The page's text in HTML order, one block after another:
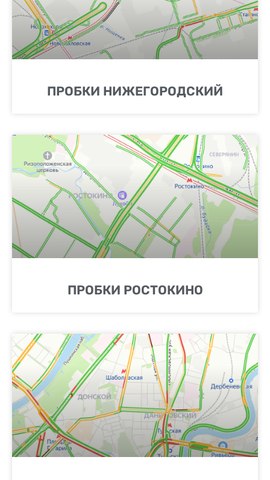
ПРОБКИ НИЖЕГОРОДСКИЙ
ПРОБКИ РОСТОКИНО